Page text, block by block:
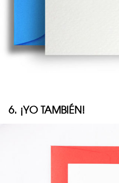
6. ¡YO TAMBIÉN!